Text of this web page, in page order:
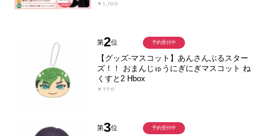
￥1,100
第2位
【グッズ-マスコット】あんさんぶるスター
ズ！！ おまんじゅうにぎにぎマスコット ね
くすと2 Hbox
￥770
予約受付中
第3位 予約受付中